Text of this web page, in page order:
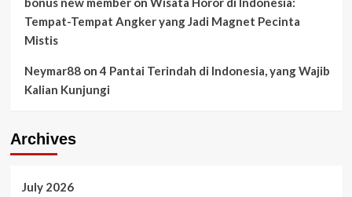
Tempat-Tempat Angker yang Jadi Magnet Pecinta
Mistis
Neymar88on4 Pantai Terindah di Indonesia, yang Wajib
Kalian Kunjungi
Archives
July 2026